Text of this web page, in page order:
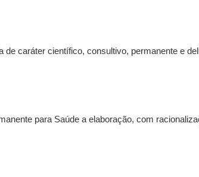
caráter científico, consultivo, permanente e
para Saúde a elaboração, com